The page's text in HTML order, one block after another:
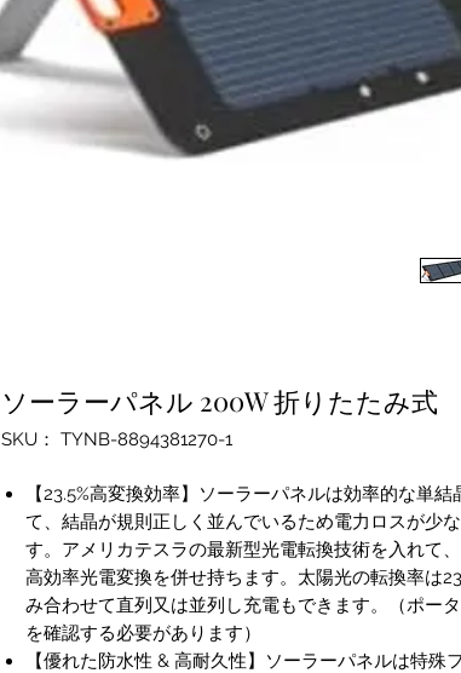
ソーラーパネル 200W 折りたたみ式
SKU： TYNB-8894381270-1
【23.5%高変換効率】ソーラーパネルは効率的な単
て、結晶が規則正しく並んでいるため電力ロスが少
す。アメリカテスラの最新型光電転換技術を入れて
高効率光電変換を併せ持ちます。太陽光の転換率は
み合わせて直列又は並列し充電もできます。（ポー
を確認する必要があります）
【優れた防水性 & 高耐久性】ソーラーパネルは特殊